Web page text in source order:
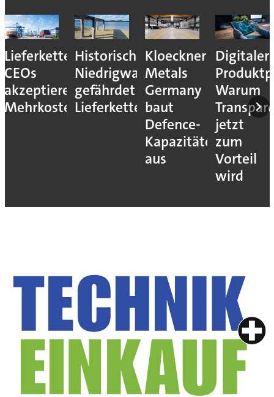
Lieferkettenresilienz:
CEOs
akzeptieren
Mehrkosten
Historisches
Niedrigwasser
gefährdet
Lieferketten
Kloeckner
Metals
Germany
baut
Defence-
Kapazitäten
aus
Digitaler
Warum
jetzt
zum
Vorteil
wird